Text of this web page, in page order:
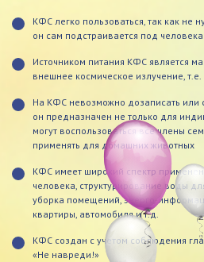
КФС легко пользоваться, так как не
он сам подстраивается под человека
Источником питания КФС является
внешнее космическое излучение,
На КФС невозможно дозаписать или
он предназначен не только для
могут воспользоваться все члены
применять для домашних животных
КФС имеет широкий спектр
человека, структурирование воды
уборка помещений, энерго-
квартиры, автомобиля и т.д.
КФС создан с учетом соблюдения
«Не навреди!»